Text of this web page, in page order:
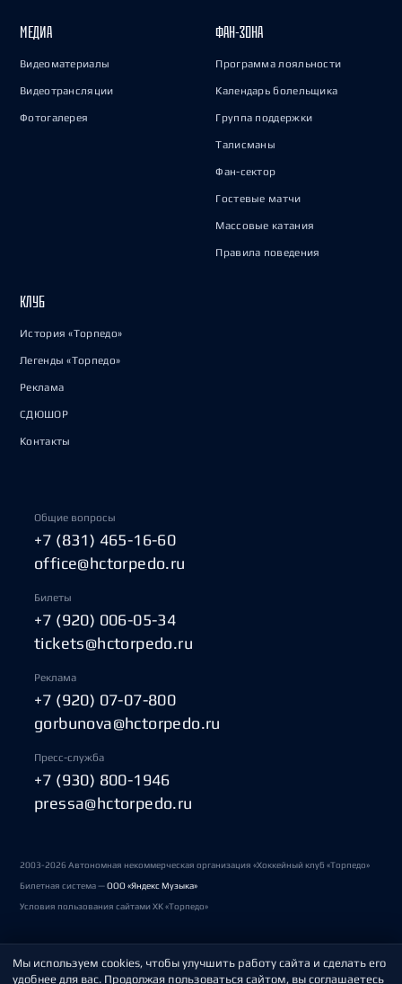
МЕДИА
Видеоматериалы
Видеотрансляции
Фотогалерея
ФАН-ЗОНА
Программа лояльности
Календарь болельщика
Группа поддержки
Талисманы
Фан-сектор
Гостевые матчи
Массовые катания
Правила поведения
КЛУБ
История «Торпедо»
Легенды «Торпедо»
Реклама
СДЮШОР
Контакты
Общие вопросы
+7 (831) 465-16-60
office@hctorpedo.ru
Билеты
+7 (920) 006-05-34
tickets@hctorpedo.ru
Реклама
+7 (920) 07-07-800
gorbunova@hctorpedo.ru
Пресс-служба
+7 (930) 800-1946
pressa@hctorpedo.ru
2003-2026 Автономная некоммерческая организация «Хоккейный клуб «Торпедо»
Билетная система —ООО «Яндекс Музыка»
Условия пользования сайтами ХК «Торпедо»
Политика обработки персональных данных
Мы используем cookies, чтобы улучшить работу сайта и сделать его
удобнее для вас. Продолжая пользоваться сайтом, вы соглашаетесь